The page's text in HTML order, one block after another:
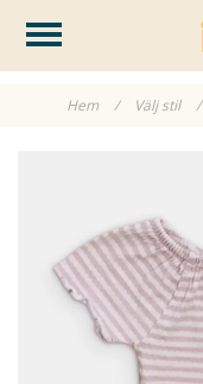
Hem / Välj stil /